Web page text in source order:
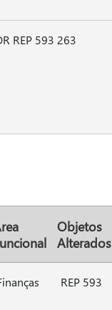
REP 593 263
Objetos
Alterados
REP 593